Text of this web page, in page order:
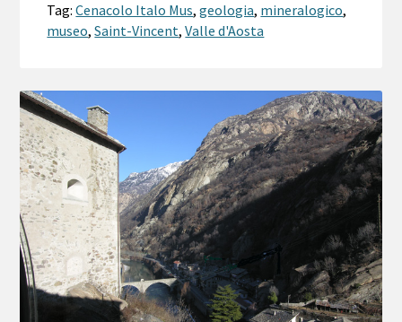
Tag:Cenacolo Italo Mus,geologia, mineralogico,
museo,Saint-Vincent,Valle d'Aosta